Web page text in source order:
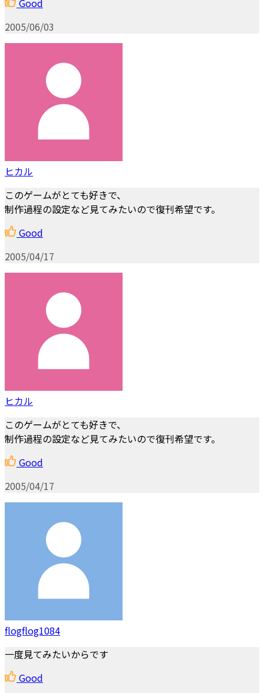
2005/06/03
ヒカル
このゲームがとても好きで、
制作過程の設定など見てみたいので復刊希望です。
Good
2005/04/17
ヒカル
このゲームがとても好きで、
制作過程の設定など見てみたいので復刊希望です。
Good
2005/04/17
flogflog1084
一度見てみたいからです
Good